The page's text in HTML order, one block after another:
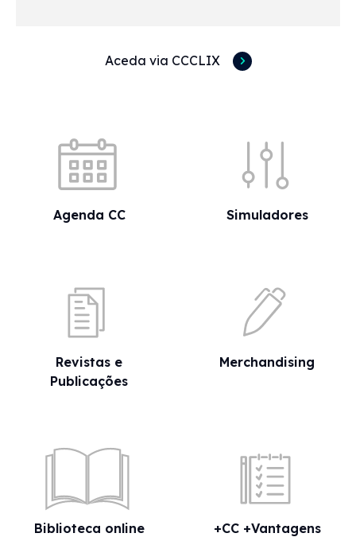
Aceda via CCCLIX
Agenda CC Simuladores
Revistas e
Publicações
Merchandising
Biblioteca online +CC +Vantagens